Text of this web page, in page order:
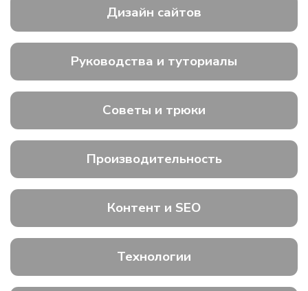
Дизайн сайтов
Руководства и туториалы
Советы и трюки
Производительность
Контент и SEO
Технологии